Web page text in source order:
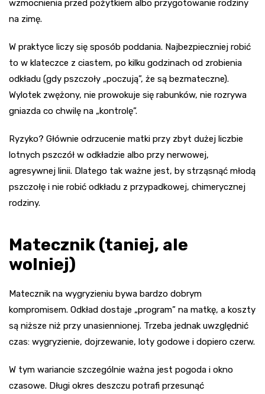
wzmocnienia przed pożytkiem albo przygotowanie rodziny
na zimę.
W praktyce liczy się sposób poddania. Najbezpieczniej robić
to w klateczce z ciastem, po kilku godzinach od zrobienia
odkładu (gdy pszczoły „poczują”, że są bezmateczne).
Wylotek zwężony, nie prowokuje się rabunków, nie rozrywa
gniazda co chwilę na „kontrolę”.
Ryzyko? Głównie odrzucenie matki przy zbyt dużej liczbie
lotnych pszczół w odkładzie albo przy nerwowej,
agresywnej linii. Dlatego tak ważne jest, by strząsnąć młodą
pszczołę i nie robić odkładu z przypadkowej, chimerycznej
rodziny.
Matecznik (taniej, ale
wolniej)
Matecznik na wygryzieniu bywa bardzo dobrym
kompromisem. Odkład dostaje „program” na matkę, a koszty
są niższe niż przy unasiennionej. Trzeba jednak uwzględnić
czas: wygryzienie, dojrzewanie, loty godowe i dopiero czerw.
W tym wariancie szczególnie ważna jest pogoda i okno
czasowe. Długi okres deszczu potrafi przesunąć